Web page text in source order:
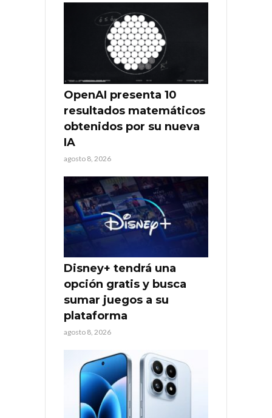
OpenAI presenta 10
resultados matemáticos
obtenidos por su nueva
IA
agosto 8, 2026
Disney+ tendrá una
opción gratis y busca
sumar juegos a su
plataforma
agosto 8, 2026